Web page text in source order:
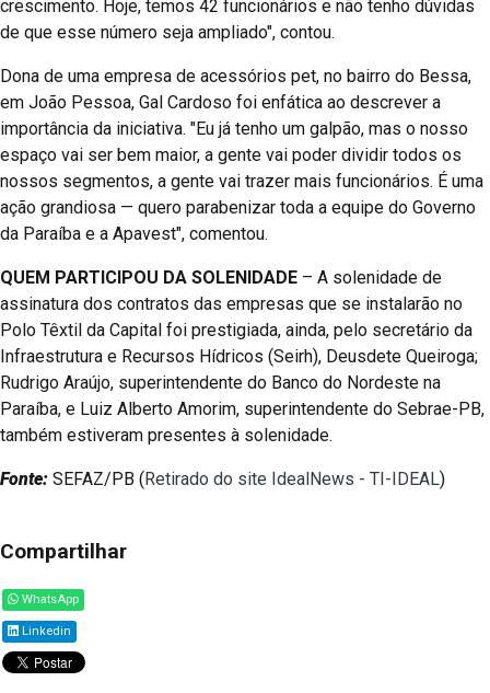
crescimento. Hoje, temos 42 funcionários e não tenho dúvidas
de que esse número seja ampliado", contou.
Dona de uma empresa de acessórios pet, no bairro do Bessa,
em João Pessoa, Gal Cardoso foi enfática ao descrever a
importância da iniciativa. "Eu já tenho um galpão, mas o nosso
espaço vai ser bem maior, a gente vai poder dividir todos os
nossos segmentos, a gente vai trazer mais funcionários. É uma
ação grandiosa — quero parabenizar toda a equipe do Governo
da Paraíba e a Apavest", comentou.
QUEM PARTICIPOU DA SOLENIDADE – A solenidade de
assinatura dos contratos das empresas que se instalarão no
Polo Têxtil da Capital foi prestigiada, ainda, pelo secretário da
Infraestrutura e Recursos Hídricos (Seirh), Deusdete Queiroga;
Rudrigo Araújo, superintendente do Banco do Nordeste na
Paraíba, e Luiz Alberto Amorim, superintendente do Sebrae-PB,
também estiveram presentes à solenidade.
Fonte: SEFAZ/PB (Retirado do site IdealNews - TI-IDEAL)
Compartilhar
WhatsApp
Linkedin